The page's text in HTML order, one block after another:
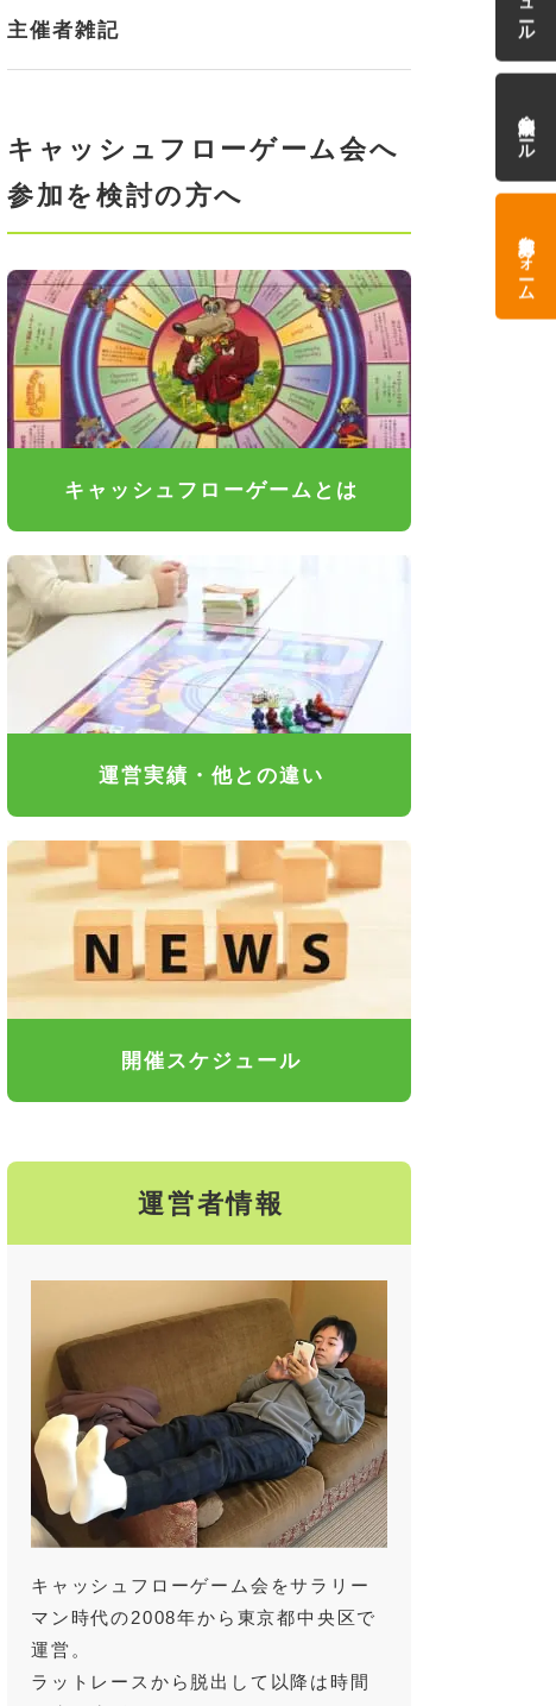
参加制限・ルール
参加応募フォーム
主催者雑記
キャッシュフローゲーム会へ
参加を検討の方へ
キャッシュフローゲームとは
運営実績・他との違い
開催スケジュール
運営者情報
キャッシュフローゲーム会をサラリー
マン時代の2008年から東京都中央区で
運営。
ラットレースから脱出して以降は時間